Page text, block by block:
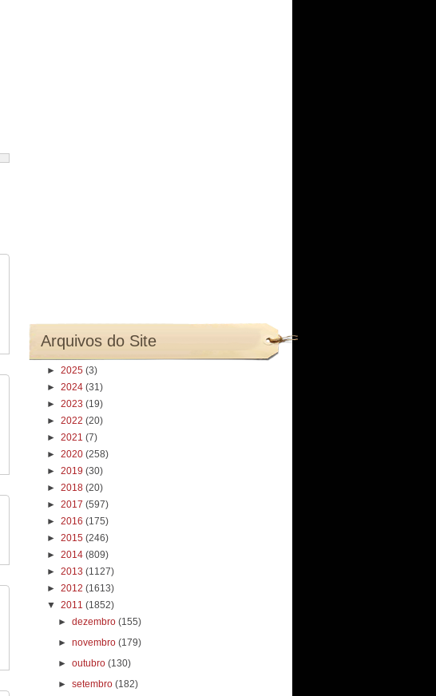
Arquivos do Site
► 2025 (3)
► 2024 (31)
► 2023 (19)
► 2022 (20)
► 2021 (7)
► 2020 (258)
► 2019 (30)
► 2018 (20)
► 2017 (597)
► 2016 (175)
► 2015 (246)
► 2014 (809)
► 2013 (1127)
► 2012 (1613)
▼ 2011 (1852)
►dezembro(155)
►novembro(179)
►outubro(130)
►setembro(182)